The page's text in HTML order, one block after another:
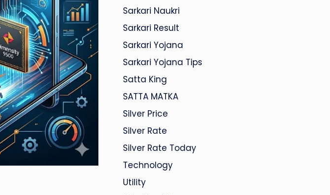
Sarkari Naukri
Sarkari Result
Sarkari Yojana
Sarkari Yojana Tips
Satta King
SATTA MATKA
Silver Price
Silver Rate
Silver Rate Today
Technology
Utility